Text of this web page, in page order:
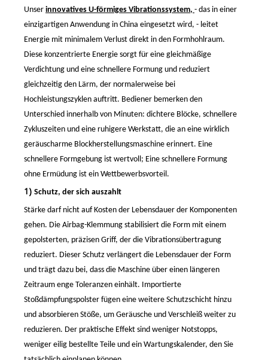
Unser innovatives U-förmiges Vibrationssystem, - das in einer
einzigartigen Anwendung in China eingesetzt wird, - leitet
Energie mit minimalem Verlust direkt in den Formhohlraum.
Diese konzentrierte Energie sorgt für eine gleichmäßige
Verdichtung und eine schnellere Formung und reduziert
gleichzeitig den Lärm, der normalerweise bei
Hochleistungszyklen auftritt. Bediener bemerken den
Unterschied innerhalb von Minuten: dichtere Blöcke, schnellere
Zykluszeiten und eine ruhigere Werkstatt, die an eine wirklich
geräuscharme Blockherstellungsmaschine erinnert. Eine
schnellere Formgebung ist wertvoll; Eine schnellere Formung
ohne Ermüdung ist ein Wettbewerbsvorteil.
1) Schutz, der sich auszahlt
Stärke darf nicht auf Kosten der Lebensdauer der Komponenten
gehen. Die Airbag-Klemmung stabilisiert die Form mit einem
gepolsterten, präzisen Griff, der die Vibrationsübertragung
reduziert. Dieser Schutz verlängert die Lebensdauer der Form
und trägt dazu bei, dass die Maschine über einen längeren
Zeitraum enge Toleranzen einhält. Importierte
Stoßdämpfungspolster fügen eine weitere Schutzschicht hinzu
und absorbieren Stöße, um Geräusche und Verschleiß weiter zu
reduzieren. Der praktische Effekt sind weniger Notstopps,
weniger eilig bestellte Teile und ein Wartungskalender, den Sie